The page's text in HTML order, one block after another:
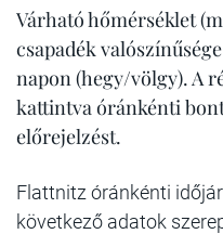
Várható hőmérséklet
csapadék
napon (hegy/völgy). A
kattintva óránkénti
előrejelzést.
Flattnitz óránkénti
következő adatok